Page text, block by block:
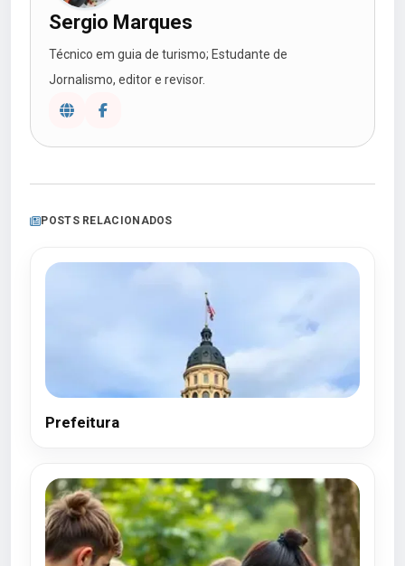
Sergio Marques
Técnico em guia de turismo; Estudante de
Jornalismo, editor e revisor.
POSTS RELACIONADOS
Prefeitura